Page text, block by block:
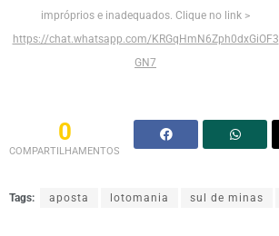
impróprios e inadequados. Clique no link >
https://chat.whatsapp.com/KRGqHmN6Zph0dxGiOF3
GN7
0
COMPARTILHAMENTOS
Tags: aposta lotomania sul de minas